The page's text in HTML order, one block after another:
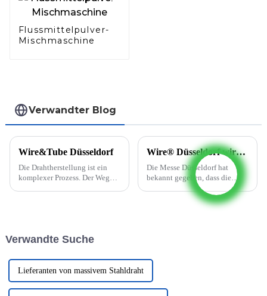
Flussmittelpulver-
Mischmaschine
Verwandter Blog
Wire&Tube Düsseldorf
Die Drahtherstellung ist ein
komplexer Prozess. Der Weg
seinen Zieldurchmesser
Wire® Düsseldorf wird auf Juni 2022 verschoben.
Die Messe Düsseldorf hat
bekannt gegeben, dass die
Messen wire® und Tube auf
den 20. – 24. Juni 2022
verschoben werden. Die
Düsseldorf ...
Verwandte Suche
Lieferanten von massivem Stahldraht